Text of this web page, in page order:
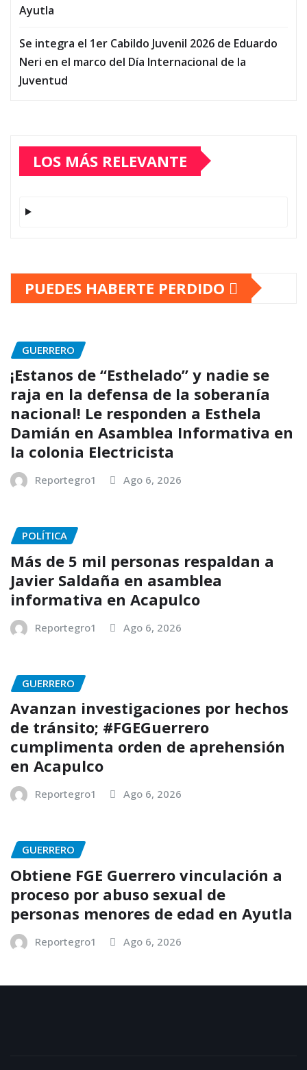
Ayutla
Se integra el 1er Cabildo Juvenil 2026 de Eduardo
Neri en el marco del Día Internacional de la
Juventud
LOS MÁS RELEVANTE
PUEDES HABERTE PERDIDO
GUERRERO
¡Estanos de “Esthelado” y nadie se
raja en la defensa de la soberanía
nacional! Le responden a Esthela
Damián en Asamblea Informativa en
la colonia Electricista
Reportegro1 Ago 6, 2026
POLÍTICA
Más de 5 mil personas respaldan a
Javier Saldaña en asamblea
informativa en Acapulco
Reportegro1 Ago 6, 2026
GUERRERO
Avanzan investigaciones por hechos
de tránsito; #FGEGuerrero
cumplimenta orden de aprehensión
en Acapulco
Reportegro1 Ago 6, 2026
GUERRERO
Obtiene FGE Guerrero vinculación a
proceso por abuso sexual de
personas menores de edad en Ayutla
Reportegro1 Ago 6, 2026